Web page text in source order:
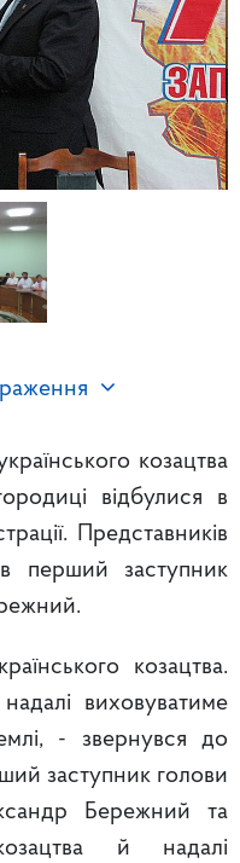
козацтва
відбулися в
Представників
перший заступник
козацтва.
виховуватиме
- звернувся до
заступник голови
Бережний та
й надалі